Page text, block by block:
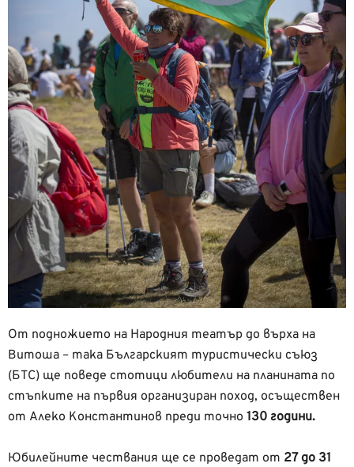
От подножието на Народния театър до върха на
Витоша – така Българският туристически съюз
(БТС) ще поведе стотици любители на планината по
стъпките на първия организиран поход, осъществен
от Алеко Константинов преди точно 130 години.
Юбилейните чествания ще се проведат от 27 до 31